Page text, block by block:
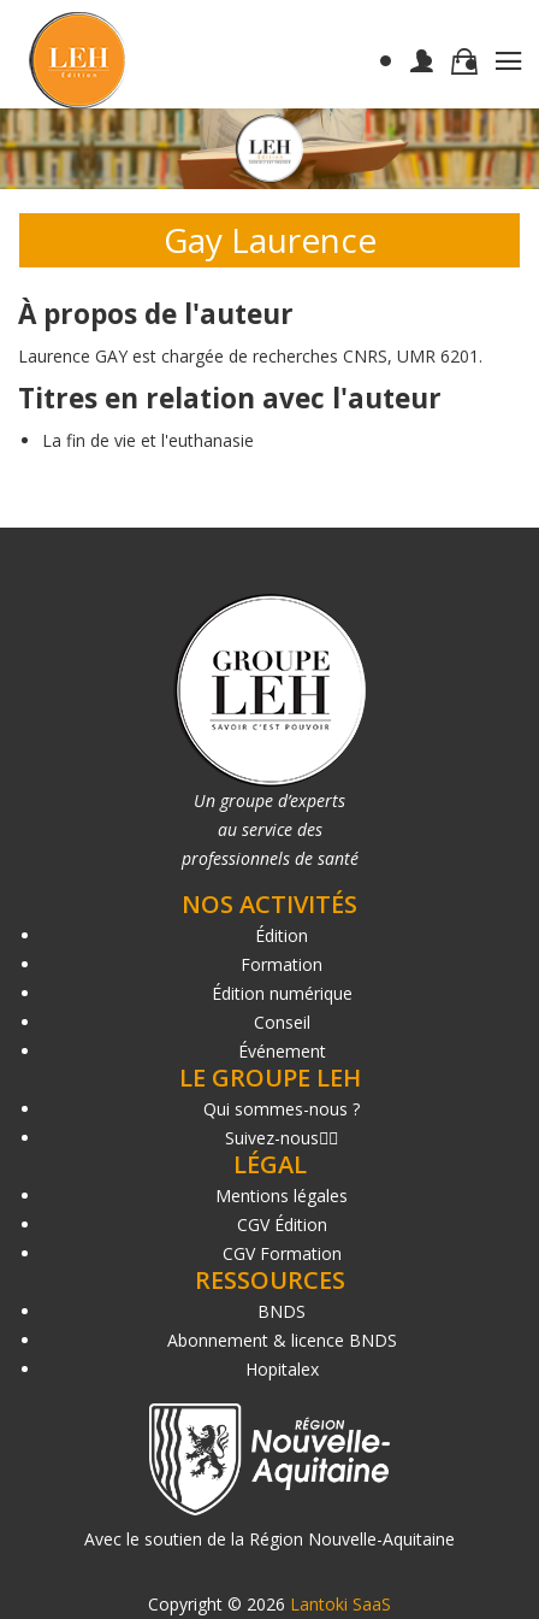
Gay Laurence
À propos de l'auteur
Laurence GAY est chargée de recherches CNRS, UMR 6201.
Titres en relation avec l'auteur
La fin de vie et l'euthanasie
Un groupe d’experts
au service des
professionnels de santé
NOS ACTIVITÉS
Édition
Formation
Édition numérique
Conseil
Événement
LE GROUPE LEH
Qui sommes-nous ?
Suivez-nous
LÉGAL
Mentions légales
CGV Édition
CGV Formation
RESSOURCES
BNDS
Abonnement & licence BNDS
Hopitalex
Avec le soutien de la Région Nouvelle-Aquitaine
Copyright © 2026 Lantoki SaaS